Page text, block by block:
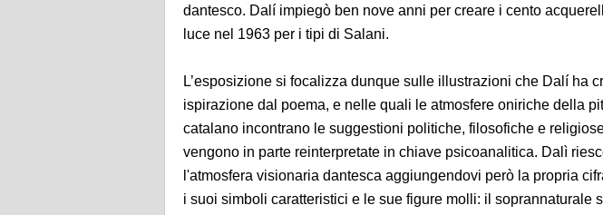
dantesco. Dalí impiegò ben nove anni per creare i cento
luce nel 1963 per i tipi di Salani.
L’esposizione si focalizza dunque sulle illustrazioni che Dalí ha
ispirazione dal poema, e nelle quali le atmosfere oniriche della
catalano incontrano le suggestioni politiche, filosofiche e
vengono in parte reinterpretate in chiave psicoanalitica. Dalì
l'atmosfera visionaria dantesca aggiungendovi però la propria
i suoi simboli caratteristici e le sue figure molli: il soprannaturale